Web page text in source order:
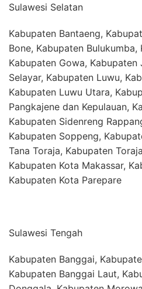
Sulawesi Selatan
Kabupaten Bantaeng,
Bone, Kabupaten Bulukumba,
Kabupaten Gowa,
Selayar, Kabupaten Luwu,
Kabupaten Luwu Utara,
Pangkajene dan Kepulauan,
Kabupaten Sidenreng
Kabupaten Soppeng,
Tana Toraja, Kabupaten
Kabupaten Kota Makassar,
Kabupaten Kota Parepare
Sulawesi Tengah
Kabupaten Banggai,
Kabupaten Banggai Laut,